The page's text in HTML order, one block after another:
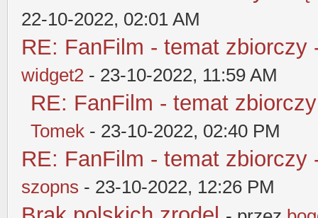
22-10-2022, 02:01 AM
RE: FanFilm - temat zbiorczy
widget2 - 23-10-2022, 11:59 AM
RE: FanFilm - temat
Tomek - 23-10-2022, 02:40 PM
RE: FanFilm - temat zbiorczy
szopns - 23-10-2022, 12:26 PM